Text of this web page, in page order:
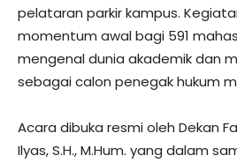
pelataran parkir kampus.
momentum awal bagi 591
mengenal dunia akademik dan
sebagai calon penegak hukum
Acara dibuka resmi oleh Dekan
Ilyas, S.H., M.Hum. yang dalam